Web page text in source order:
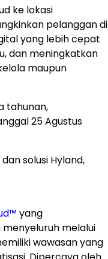
ke lokasi
pelanggan di
yang lebih cepat
dan meningkatkan
maupun
tahunan,
25 Agustus
solusi Hyland,
yang
melalui
wawasan yang